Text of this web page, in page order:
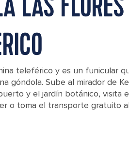
teleférico y es un funicular
góndola. Sube al mirador de
y el jardín botánico, visita
o toma el transporte gratuito